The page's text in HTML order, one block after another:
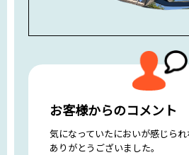
お客様からのコメント
気になっていたにおいが感じられ
ありがとうございました。